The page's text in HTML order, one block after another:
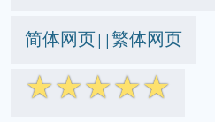
简体网页||繁体网页
☆☆☆☆☆